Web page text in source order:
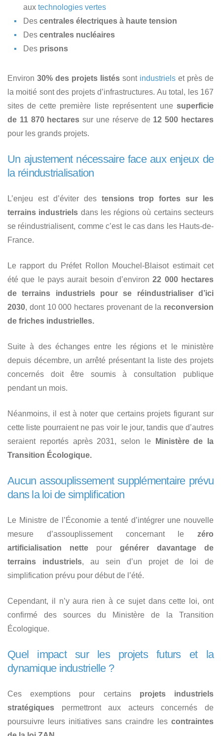
aux technologies vertes
Des centrales électriques à haute tension
Des centrales nucléaires
Des prisons
Environ 30% des projets listés sont industriels et près de
la moitié sont des projets d’infrastructures. Au total, les 167
sites de cette première liste représentent une superficie
de 11 870 hectares sur une réserve de 12 500 hectares
pour les grands projets.
Un ajustement nécessaire face aux enjeux de
la réindustrialisation
L’enjeu est d’éviter destensions trop fortes sur les
terrains industriels dans les régions où certains secteurs
se réindustrialisent, comme c’est le cas dans les Hauts-de-
France.
Le rapport du Préfet Rollon Mouchel-Blaisot estimait cet
été que le pays aurait besoin d’environ 22 000 hectares
de terrains industriels pour se réindustrialiser d’ici
2030, dont 10 000 hectares provenant de la reconversion
de friches industrielles.
Suite à des échanges entre les régions et le ministère
depuis décembre, un arrêté présentant la liste des projets
concernés doit être soumis à consultation publique
pendant un mois.
Néanmoins, il est à noter que certains projets figurant sur
cette liste pourraient ne pas voir le jour, tandis que d’autres
seraient reportés après 2031, selon leMinistère de la
Transition Écologique.
Aucun assouplissement supplémentaire prévu
dans la loi de simplification
Le Ministre de l’Économie a tenté d’intégrer une nouvelle
mesure d’assouplissement concernant le zéro
artificialisation nette pour générer davantage de
terrains industriels, au sein d’un projet de loi de
simplification prévu pour début de l’été.
Cependant, il n’y aura rien à ce sujet dans cette loi, ont
confirmé des sources du Ministère de la Transition
Écologique.
Quel impact sur les projets futurs et la
dynamique industrielle ?
Ces exemptions pour certains projets industriels
stratégiques permettront aux acteurs concernés de
poursuivre leurs initiatives sans craindre les contraintes